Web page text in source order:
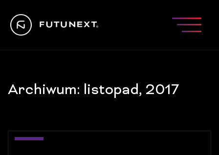
Archiwum: listopad, 2017